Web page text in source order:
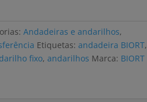
Andadeiras e andarilhos,
Etiquetas:andadeira BIORT,
fixo,andarilhos Marca: BIORT